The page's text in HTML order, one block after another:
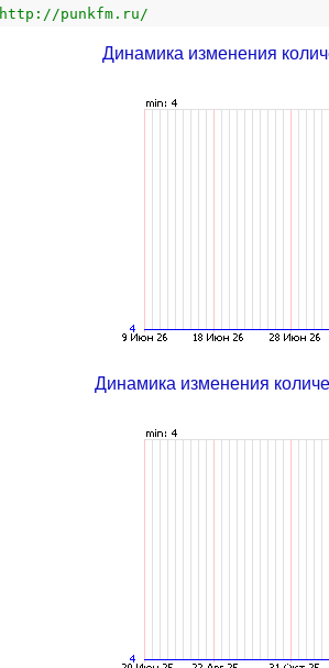
http://punkfm.ru/
Динамика изменения
Динамика изменения